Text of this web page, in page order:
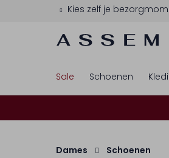
Kies zelf je
Sale Schoenen
Dames Schoenen